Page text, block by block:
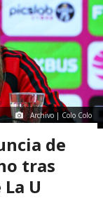
Archivo | Colo Colo
de
tras
U